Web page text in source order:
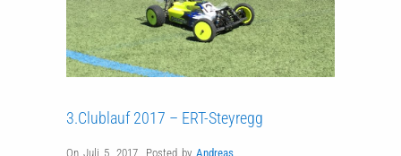
3.Clublauf 2017 – ERT-Steyregg
On Juli 5, 2017 Posted by Andreas